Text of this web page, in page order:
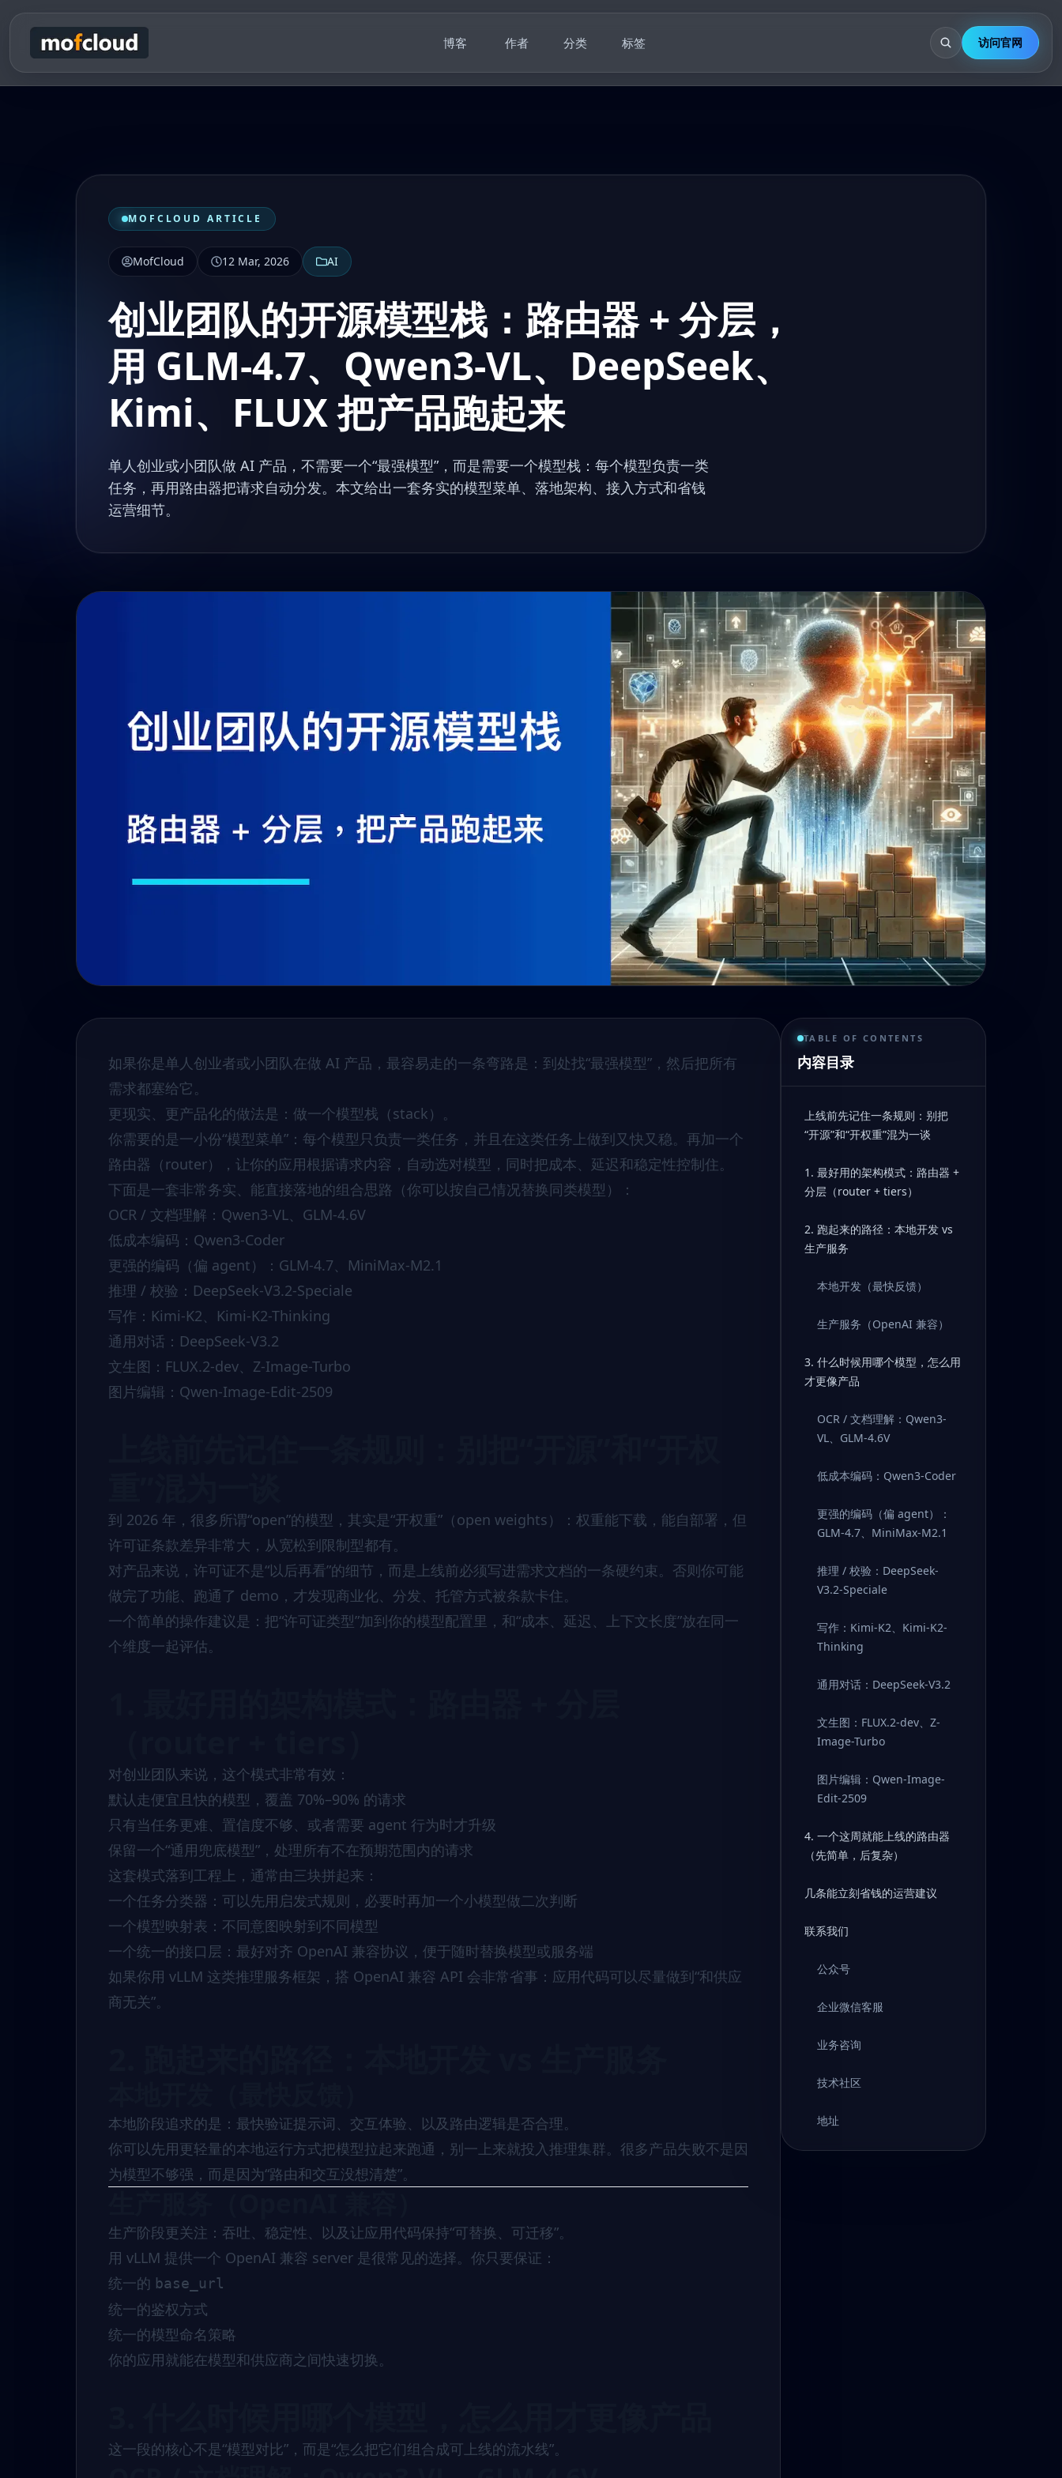
博客 作者 分类 标签 访问官网
MOFCLOUD ARTICLE
MofCloud 12 Mar, 2026 AI
创业团队的开源模型栈：路由器 + 分层，
用 GLM-4.7、Qwen3-VL、DeepSeek、
Kimi、FLUX 把产品跑起来
单人创业或小团队做 AI 产品，不需要一个“最强模型”，而是需要一个模型栈：每个模型负责一类
任务，再用路由器把请求自动分发。本文给出一套务实的模型菜单、落地架构、接入方式和省钱
运营细节。
如果你是单人创业者或小团队在做 AI 产品，最容易走的一条弯路是：到处找“最强模型”，然后把所有
需求都塞给它。
更现实、更产品化的做法是：做一个模型栈（stack）。
你需要的是一小份“模型菜单”：每个模型只负责一类任务，并且在这类任务上做到又快又稳。再加一个
路由器（router），让你的应用根据请求内容，自动选对模型，同时把成本、延迟和稳定性控制住。
下面是一套非常务实、能直接落地的组合思路（你可以按自己情况替换同类模型）：
OCR / 文档理解：Qwen3-VL、GLM-4.6V
低成本编码：Qwen3-Coder
更强的编码（偏 agent）：GLM-4.7、MiniMax-M2.1
推理 / 校验：DeepSeek-V3.2-Speciale
写作：Kimi-K2、Kimi-K2-Thinking
通用对话：DeepSeek-V3.2
文生图：FLUX.2-dev、Z-Image-Turbo
图片编辑：Qwen-Image-Edit-2509
到 2026 年，很多所谓“open”的模型，其实是“开权重”（open weights）：权重能下载，能自部署，但
许可证条款差异非常大，从宽松到限制型都有。
对产品来说，许可证不是“以后再看”的细节，而是上线前必须写进需求文档的一条硬约束。否则你可能
做完了功能、跑通了 demo，才发现商业化、分发、托管方式被条款卡住。
一个简单的操作建议是：把“许可证类型”加到你的模型配置里，和“成本、延迟、上下文长度”放在同一
个维度一起评估。
对创业团队来说，这个模式非常有效：
默认走便宜且快的模型，覆盖 70%–90% 的请求
只有当任务更难、置信度不够、或者需要 agent 行为时才升级
保留一个“通用兜底模型”，处理所有不在预期范围内的请求
这套模式落到工程上，通常由三块拼起来：
一个任务分类器：可以先用启发式规则，必要时再加一个小模型做二次判断
一个模型映射表：不同意图映射到不同模型
一个统一的接口层：最好对齐 OpenAI 兼容协议，便于随时替换模型或服务端
如果你用 vLLM 这类推理服务框架，搭 OpenAI 兼容 API 会非常省事：应用代码可以尽量做到“和供应
商无关”。
本地阶段追求的是：最快验证提示词、交互体验、以及路由逻辑是否合理。
你可以先用更轻量的本地运行方式把模型拉起来跑通，别一上来就投入推理集群。很多产品失败不是因
为模型不够强，而是因为“路由和交互没想清楚”。
生产阶段更关注：吞吐、稳定性、以及让应用代码保持“可替换、可迁移”。
用 vLLM 提供一个 OpenAI 兼容 server 是很常见的选择。你只要保证：
统一的 base_url
统一的鉴权方式
统一的模型命名策略
你的应用就能在模型和供应商之间快速切换。
这一段的核心不是“模型对比”，而是“怎么把它们组合成可上线的流水线”。
TABLE OF CONTENTS
内容目录
上线前先记住一条规则：别把
“开源”和“开权重”混为一谈
1. 最好用的架构模式：路由器 +
分层（router + tiers）
2. 跑起来的路径：本地开发 vs
生产服务
本地开发（最快反馈）
生产服务（OpenAI 兼容）
3. 什么时候用哪个模型，怎么用
才更像产品
OCR / 文档理解：Qwen3-
VL、GLM-4.6V
低成本编码：Qwen3-Coder
更强的编码（偏 agent）：
GLM-4.7、MiniMax-M2.1
推理 / 校验：DeepSeek-
V3.2-Speciale
写作：Kimi-K2、Kimi-K2-
Thinking
通用对话：DeepSeek-V3.2
文生图：FLUX.2-dev、Z-
Image-Turbo
图片编辑：Qwen-Image-
Edit-2509
4. 一个这周就能上线的路由器
（先简单，后复杂）
几条能立刻省钱的运营建议
联系我们
公众号
企业微信客服
业务咨询
技术社区
地址